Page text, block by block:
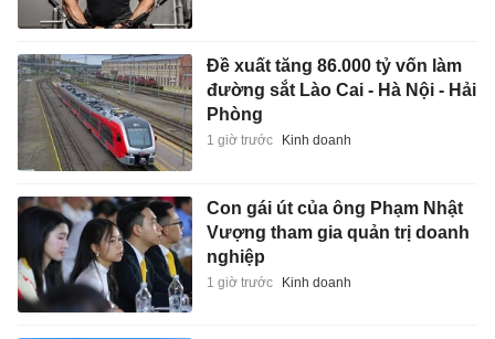
Đề xuất tăng 86.000 tỷ vốn làm
đường sắt Lào Cai - Hà Nội - Hải
Phòng
1 giờ trước Kinh doanh
Con gái út của ông Phạm Nhật
Vượng tham gia quản trị doanh
nghiệp
1 giờ trước Kinh doanh